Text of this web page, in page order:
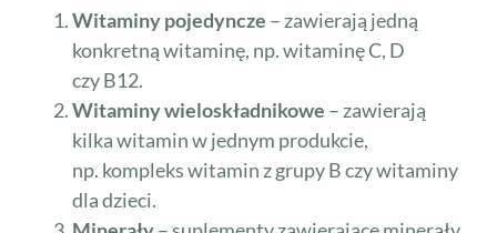
Witaminy pojedyncze – zawierają jedną
konkretną witaminę, np. witaminę C, D
czy B12.
Witaminy wieloskładnikowe – zawierają
kilka witamin w jednym produkcie,
np. kompleks witamin z grupy B czy witaminy
dla dzieci.